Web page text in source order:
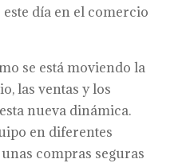
día en el comercio
se está moviendo la
las ventas y los
nueva dinámica.
en diferentes
compras seguras